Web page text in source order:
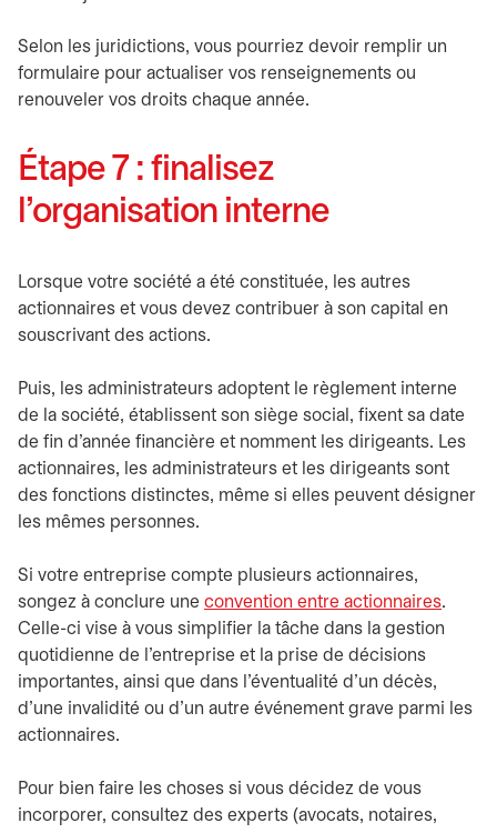
Selon les juridictions, vous pourriez devoir remplir un
formulaire pour actualiser vos renseignements ou
renouveler vos droits chaque année.
Étape 7 : finalisez
l’organisation interne
Lorsque votre société a été constituée, les autres
actionnaires et vous devez contribuer à son capital en
souscrivant des actions.
Puis, les administrateurs adoptent le règlement interne
de la société, établissent son siège social, fixent sa date
de fin d’année financière et nomment les dirigeants. Les
actionnaires, les administrateurs et les dirigeants sont
des fonctions distinctes, même si elles peuvent désigner
les mêmes personnes.
Si votre entreprise compte plusieurs actionnaires,
songez à conclure une convention entre actionnaires.
Celle-ci vise à vous simplifier la tâche dans la gestion
quotidienne de l’entreprise et la prise de décisions
importantes, ainsi que dans l’éventualité d’un décès,
d’une invalidité ou d’un autre événement grave parmi les
actionnaires.
Pour bien faire les choses si vous décidez de vous
incorporer, consultez des experts (avocats, notaires,